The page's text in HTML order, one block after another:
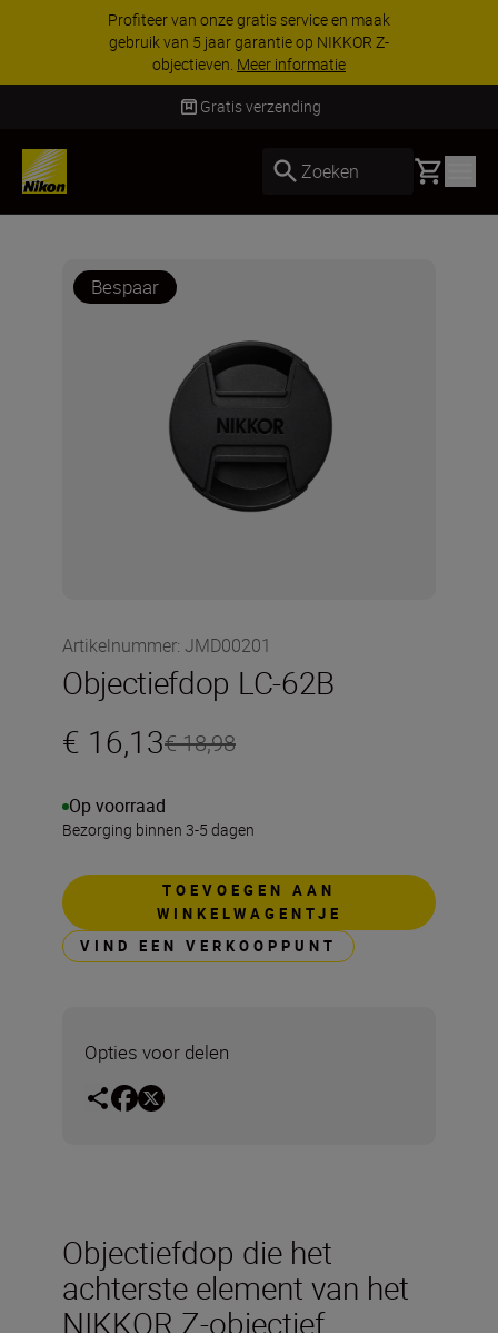
Profiteer van onze gratis service en maak
gebruik van 5 jaar garantie op NIKKOR Z-
objectieven. Meer informatie
Gratis verzending
Zoeken Basket
Bespaar
Artikelnummer: JMD00201
Objectiefdop LC-62B
€ 16,13€ 18,98
Op voorraad
Bezorging binnen 3-5 dagen
TOEVOEGEN AAN
WINKELWAGENTJE
VIND EEN VERKOOPPUNT
Opties voor delen
Objectiefdop die het
achterste element van het
NIKKOR Z-objectief